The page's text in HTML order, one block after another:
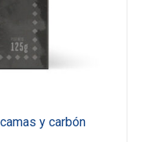
y carbón